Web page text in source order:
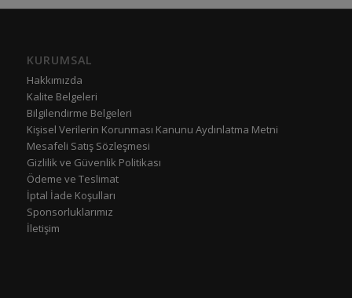
KURUMSAL
Hakkımızda
Kalite Belgeleri
Bilgilendirme Belgeleri
Kişisel Verilerin Korunması Kanunu Aydınlatma Metni
Mesafeli Satış Sözleşmesi
Gizlilik ve Güvenlik Politikası
Ödeme ve Teslimat
İptal İade Koşulları
Sponsorluklarımız
İletişim